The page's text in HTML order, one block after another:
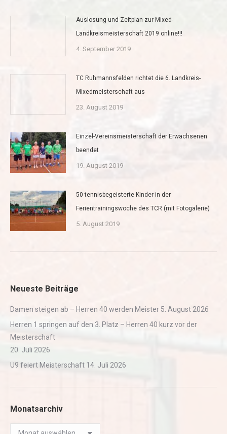
Auslosung und Zeitplan zur Mixed-
Landkreismeisterschaft 2019 online!!!
4. September 2019
TC Ruhmannsfelden richtet die 6. Landkreis-
Mixedmeisterschaft aus
23. August 2019
Einzel-Vereinsmeisterschaft der Erwachsenen
beendet
19. August 2019
50 tennisbegeisterte Kinder in der
Ferientrainingswoche des TCR (mit Fotogalerie)
5. August 2019
Neueste Beiträge
Damen steigen ab – Herren 40 werden Meister 5. August 2026
Herren 1 springen auf den 3. Platz – Herren 40 kurz vor der
Meisterschaft
20. Juli 2026
U9 feiert Meisterschaft 14. Juli 2026
Monatsarchiv
Monatsarchiv